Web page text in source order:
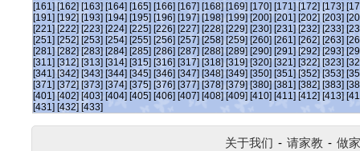
[161] [162] [163] [164] [165] [166] [167] [168] [169] [170] [171] [172] [173]
[191] [192] [193] [194] [195] [196] [197] [198] [199] [200] [201] [202] [203]
[221] [222] [223] [224] [225] [226] [227] [228] [229] [230] [231] [232] [233]
[251] [252] [253] [254] [255] [256] [257] [258] [259] [260] [261] [262] [263]
[281] [282] [283] [284] [285] [286] [287] [288] [289] [290] [291] [292] [293]
[311] [312] [313] [314] [315] [316] [317] [318] [319] [320] [321] [322] [323]
[341] [342] [343] [344] [345] [346] [347] [348] [349] [350] [351] [352] [353]
[371] [372] [373] [374] [375] [376] [377] [378] [379] [380] [381] [382] [383]
[401] [402] [403] [404] [405] [406] [407] [408] [409] [410] [411] [412] [413]
[431] [432] [433]
关于我们 - 请家教 - 做